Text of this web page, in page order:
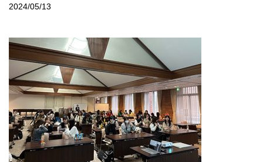
2024/05/13